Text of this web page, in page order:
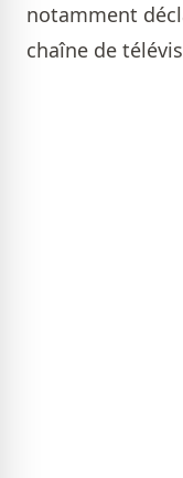
notamment
chaîne de